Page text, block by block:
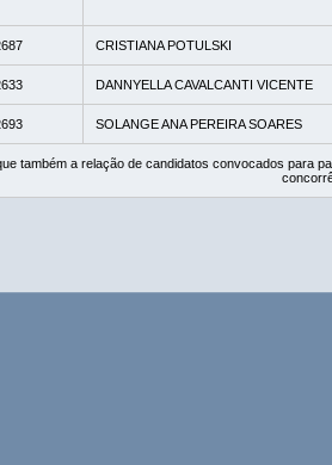
CRISTIANA POTULSKI
DANNYELLA CAVALCANTI VICENTE
SOLANGE ANA PEREIRA SOARES
também a relação de candidatos convocados para